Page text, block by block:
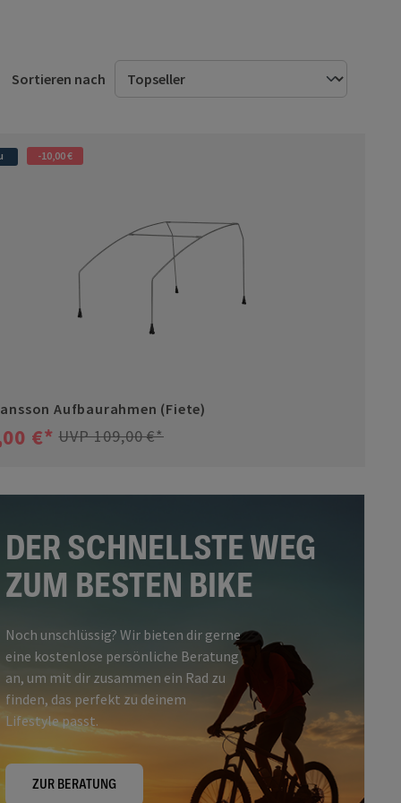
Sortieren nach
-10,00 €
Aufbaurahmen (Fiete)
€* UVP 109,00 €*
DER SCHNELLSTE WEG
ZUM BESTEN BIKE
Noch unschlüssig? Wir bieten dir gerne
eine kostenlose persönliche Beratung
an, um mit dir zusammen ein Rad zu
finden, das perfekt zu deinem
Lifestyle passt.
ZUR BERATUNG